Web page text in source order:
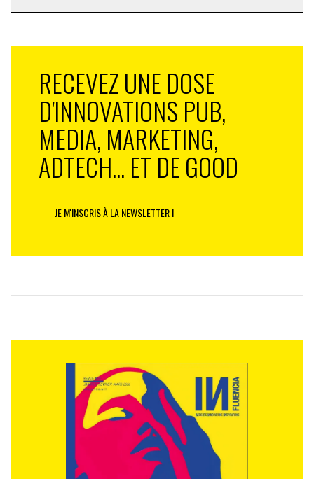
RECEVEZ UNE DOSE
D'INNOVATIONS PUB,
MEDIA, MARKETING,
ADTECH... ET DE GOOD
JE M'INSCRIS À LA NEWSLETTER !